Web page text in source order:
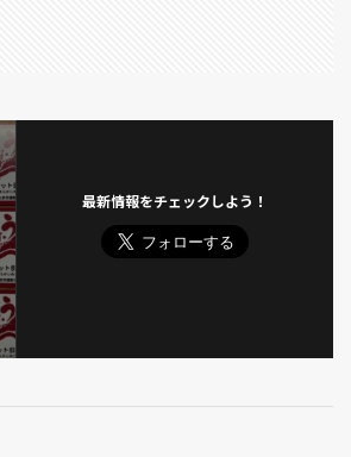
最新情報をチェックしよう！